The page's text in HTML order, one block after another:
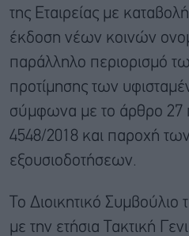
της Εταιρείας με
έκδοση νέων κοινών
παράλληλο περιορισμό
προτίμησης των
σύμφωνα με το άρθρο 27
4548/2018 και παροχή
εξουσιοδοτήσεων.
Το Διοικητικό Συμβούλιο
με την ετήσια Τακτική